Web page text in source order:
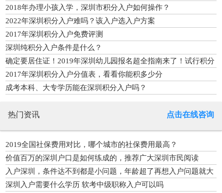
2018年办理小孩入学，深圳市积分入户如何操作？
2022年深圳积分入户难吗？该入户选入户方案
2017年深圳积分入户免费评测
深圳纯积分入户条件是什么？
确定要居住证！2019年深圳幼儿园报名超全指南来了！试行积分
入园
2017年深圳积分入户分值表，看看你能积多少分
成考本科、大专学历能在深圳积分入户吗？
热门资讯 点击在线咨询
2019全国社保费用对比，哪个城市的社保费用最高？
价值百万的深圳户口是如何练成的，推荐广大深圳市民阅读
入户深圳，条件达不到都是小问题，年龄超了再想入户问题就大
了
深圳入户需要什么学历 软考中级职称入户可以吗